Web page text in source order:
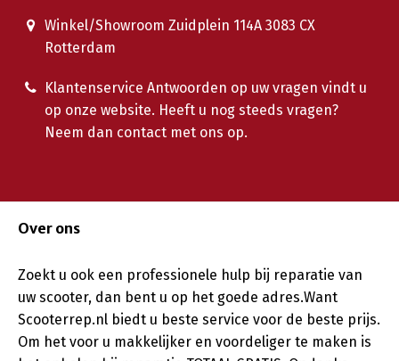
Winkel/Showroom Zuidplein 114A 3083 CX
Rotterdam
Klantenservice Antwoorden op uw vragen vindt u
op onze website. Heeft u nog steeds vragen?
Neem dan contact met ons op.
Over ons
Zoekt u ook een professionele hulp bij reparatie van
uw scooter, dan bent u op het goede adres.Want
Scooterrep.nl biedt u beste service voor de beste prijs.
Om het voor u makkelijker en voordeliger te maken is